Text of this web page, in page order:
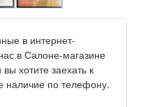
в интернет-
в Салоне-магазине
хотите заехать к
наличие по телефону.